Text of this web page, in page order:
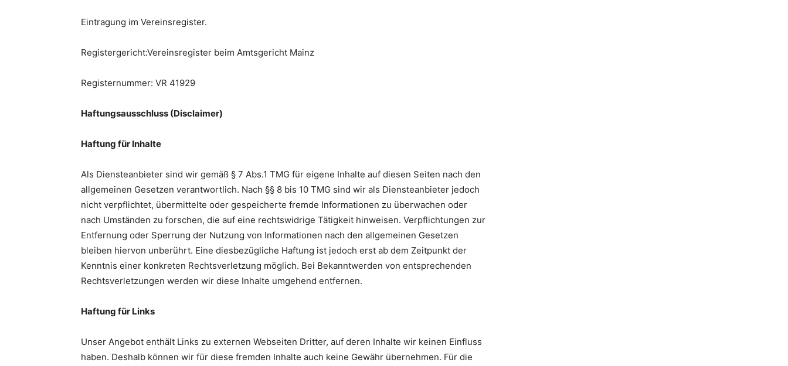
Eintragung im Vereinsregister.
Registergericht:Vereinsregister beim Amtsgericht Mainz
Registernummer: VR 41929
Haftungsausschluss (Disclaimer)
Haftung für Inhalte
Als Diensteanbieter sind wir gemäß § 7 Abs.1 TMG für eigene Inhalte auf diesen Seiten nach den
allgemeinen Gesetzen verantwortlich. Nach §§ 8 bis 10 TMG sind wir als Diensteanbieter jedoch
nicht verpflichtet, übermittelte oder gespeicherte fremde Informationen zu überwachen oder
nach Umständen zu forschen, die auf eine rechtswidrige Tätigkeit hinweisen. Verpflichtungen zur
Entfernung oder Sperrung der Nutzung von Informationen nach den allgemeinen Gesetzen
bleiben hiervon unberührt. Eine diesbezügliche Haftung ist jedoch erst ab dem Zeitpunkt der
Kenntnis einer konkreten Rechtsverletzung möglich. Bei Bekanntwerden von entsprechenden
Rechtsverletzungen werden wir diese Inhalte umgehend entfernen.
Haftung für Links
Unser Angebot enthält Links zu externen Webseiten Dritter, auf deren Inhalte wir keinen Einfluss
haben. Deshalb können wir für diese fremden Inhalte auch keine Gewähr übernehmen. Für die